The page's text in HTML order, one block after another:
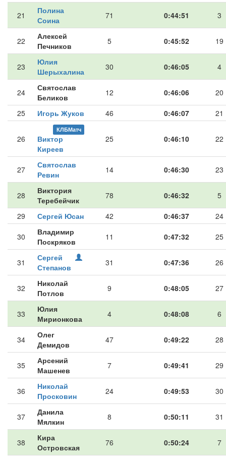
21
Полина
Соина
71 0:44:51 3
22
Алексей
Печников
5 0:45:52 19
23
Юлия
Шерыхалина
30 0:46:05 4
24
Святослав
Беликов
12 0:46:06 20
25 Игорь Жуков 46 0:46:07 21
26
КЛБМатч
Виктор
Киреев
25 0:46:10 22
27
Святослав
Ревин
14 0:46:30 23
28
Виктория
Теребейчик
78 0:46:32 5
29 Сергей Юсан 42 0:46:37 24
30
Владимир
Поскряков
11 0:47:32 25
31
Сергей
Степанов
31 0:47:36 26
32
Николай
Потлов
9 0:48:05 27
33
Юлия
Мирионкова
4 0:48:08 6
34
Олег
Демидов
47 0:49:22 28
35
Арсений
Машенев
7 0:49:41 29
36
Николай
Просковин
24 0:49:53 30
37
Данила
Мялкин
8 0:50:11 31
38
Кира
Островская
76 0:50:24 7